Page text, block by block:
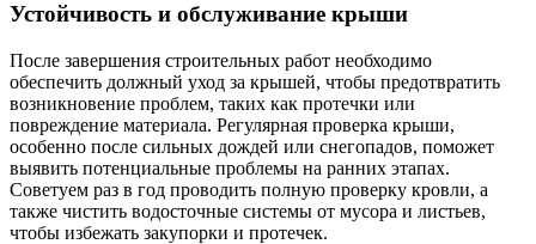
Устойчивость и обслуживание крыши
После завершения строительных работ необходимо
обеспечить должный уход за крышей, чтобы предотвратить
возникновение проблем, таких как протечки или
повреждение материала. Регулярная проверка крыши,
особенно после сильных дождей или снегопадов, поможет
выявить потенциальные проблемы на ранних этапах.
Советуем раз в год проводить полную проверку кровли, а
также чистить водосточные системы от мусора и листьев,
чтобы избежать закупорки и протечек.